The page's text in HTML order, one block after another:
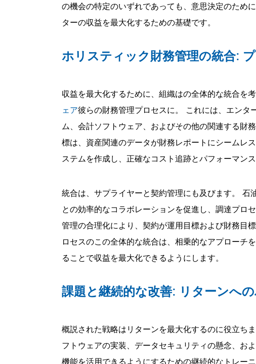
の機会の特定のいずれであっても、意思決定のため
ターの収益を最大化するための基礎です。
ホリスティック財務管理の統合:
収益を最大化するために、組織はの全体的な統合を
ェア彼らの財務管理プロセスに。 これには、エン
ム、会計ソフトウェア、およびその他の関連する財
標は、資産関連のデータが財務レポートにシームレ
ステムを作成し、正確なコスト追跡とパフォーマン
統合は、サプライヤーと契約管理にも及びます。
との効率的なコラボレーションを促進し、調達プロ
管理の合理化により、契約が運用目標および財務目
ロセスのこの全体的な統合は、相乗的なアプローチ
ることで収益を最大化できるようにします。
課題と継続的な改善: リターンへ
概説された戦略はリターンを最大化するのに役立ち
フトウェアの実装、データセキュリティの懸念、お